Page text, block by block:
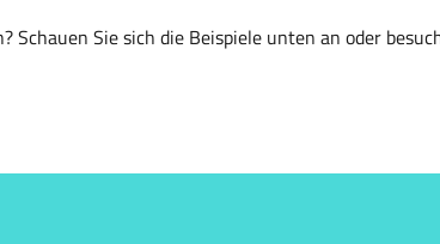
Schauen Sie sich die Beispiele unten an oder